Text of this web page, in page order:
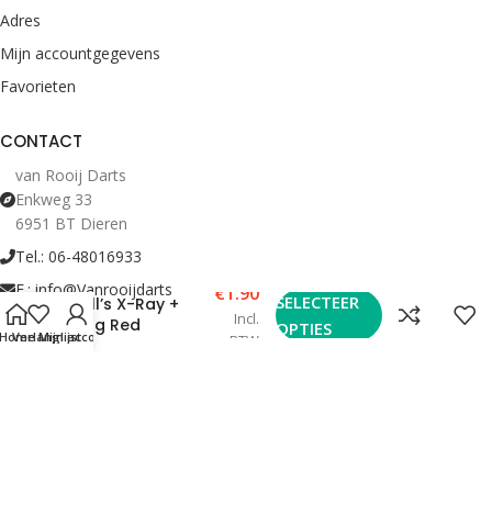
Adres
Mijn accountgegevens
Favorieten
CONTACT
van Rooij Darts
Enkweg 33
6951 BT Dieren
Tel.: 06-48016933
E.: info@Vanrooijdarts
Bull’s X-Ray +
Ring Red
€ 1.90
Incl.
BTW
SELECTEER
OPTIES
Verlanglijst
Mijn account